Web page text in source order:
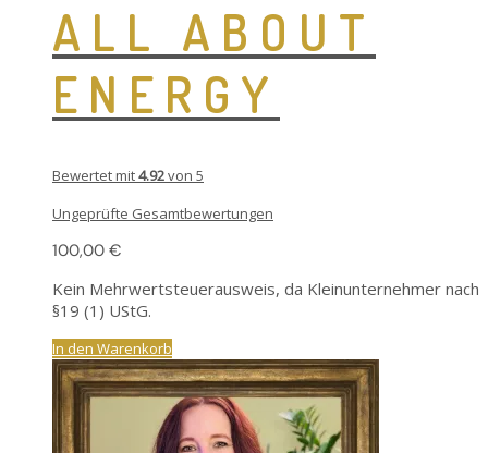
ALL ABOUT
ENERGY
Bewertet mit4.92von 5
Ungeprüfte Gesamtbewertungen
100,00 €
Kein Mehrwertsteuerausweis, da Kleinunternehmer nach
§19 (1) UStG.
In den Warenkorb